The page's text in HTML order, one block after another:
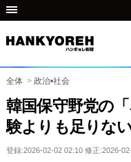
他
国
の
サ
イ
ト
全体 > 政治•社会
韓国保守野党の
験よりも足りな
登録:2026-02-02 02:10 修正:2026-